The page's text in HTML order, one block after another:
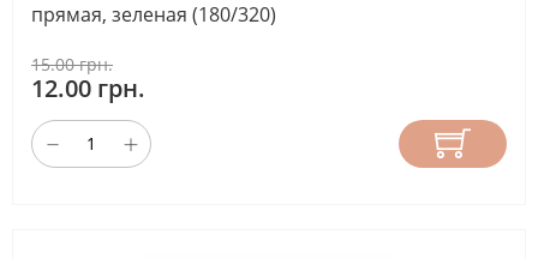
прямая, зеленая (180/320)
15.00 грн.
12.00 грн.